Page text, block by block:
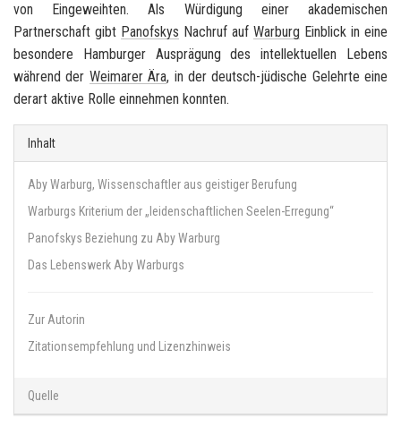
von Eingeweihten. Als Würdigung einer akademischen
Partnerschaft gibt Panofskys Nachruf auf Warburg Einblick in eine
besondere Hamburger Ausprägung des intellektuellen Lebens
während der Weimarer Ära, in der deutsch-jüdische Gelehrte eine
derart aktive Rolle einnehmen konnten.
Inhalt
Aby Warburg, Wissenschaftler aus geistiger Berufung
Warburgs Kriterium der „leidenschaftlichen Seelen-Erregung“
Panofskys Beziehung zu Aby Warburg
Das Lebenswerk Aby Warburgs
Zur Autorin
Zitationsempfehlung und Lizenzhinweis
Quelle